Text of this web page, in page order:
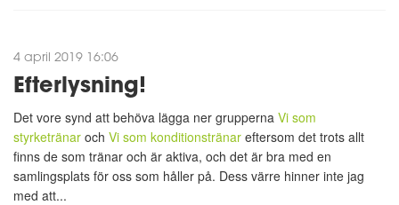
4 april 2019 16:06
Efterlysning!
Det vore synd att behöva lägga ner grupperna Vi som
styrketränar och Vi som konditionstränar eftersom det trots allt
finns de som tränar och är aktiva, och det är bra med en
samlingsplats för oss som håller på. Dess värre hinner inte jag
med att...